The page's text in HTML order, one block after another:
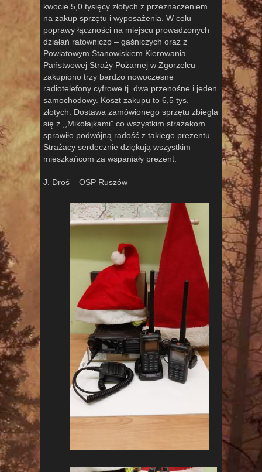
kwocie 5,0 tysięcy złotych z przeznaczeniem
na zakup sprzętu i wyposażenia. W celu
poprawy łączności na miejscu prowadzonych
działań ratowniczo – gaśniczych oraz z
Powiatowym Stanowiskiem Kierowania
Państwowej Straży Pożarnej w Zgorzelcu
zakupiono trzy bardzo nowoczesne
radiotelefony cyfrowe tj. dwa przenośne i jeden
samochodowy. Koszt zakupu to 6,5 tys.
złotych. Dostawa zamówionego sprzętu zbiegła
się z ,,Mikołajkami” co wszystkim strażakom
sprawiło podwójną radość z takiego prezentu.
Strażacy serdecznie dziękują wszystkim
mieszkańcom za wspaniały prezent.
J. Droś – OSP Ruszów